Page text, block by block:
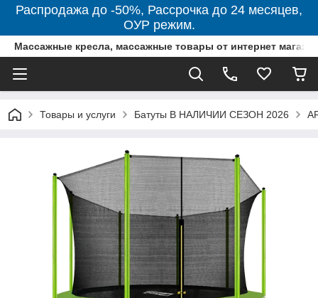
Распродажа до -50%, Рассрочка до 24 месяцев,
ОУР режим.
Массажные кресла, массажные товары от интернет
Товары и услуги Батуты В НАЛИЧИИ СЕЗОН 2026